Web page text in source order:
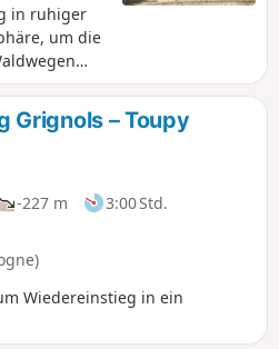
in ruhiger
um die
Grignols – Toupy
-227 m
3:00 Std.
Wiedereinstieg in ein